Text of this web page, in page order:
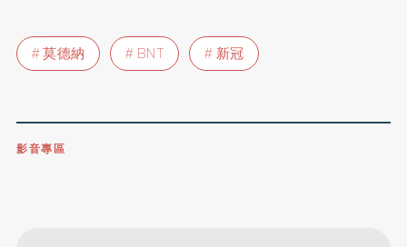
莫德納 BNT 新冠
影音專區